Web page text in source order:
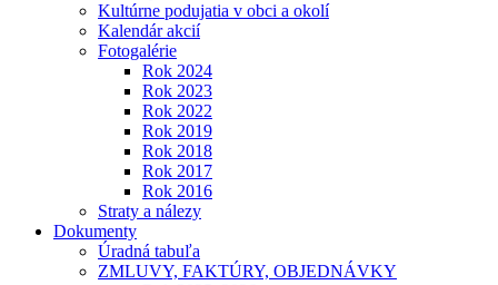
Kultúrne podujatia v obci a okolí
Kalendár akcií
Fotogalérie
Rok 2024
Rok 2023
Rok 2022
Rok 2019
Rok 2018
Rok 2017
Rok 2016
Straty a nálezy
Dokumenty
Úradná tabuľa
ZMLUVY, FAKTÚRY, OBJEDNÁVKY